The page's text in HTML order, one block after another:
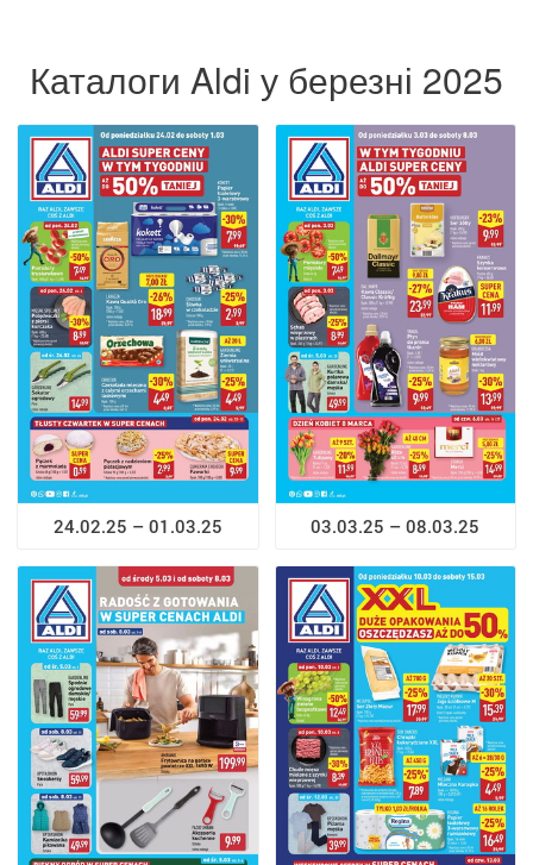
Каталоги Aldi у березні 2025
24.02.25 – 01.03.25 03.03.25 – 08.03.25